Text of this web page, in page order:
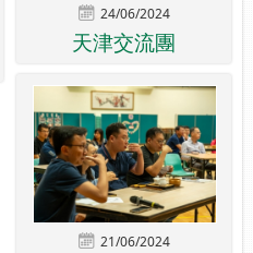
24/06/2024
天津交流團
21/06/2024